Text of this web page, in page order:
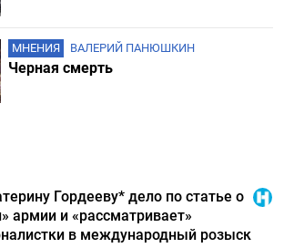
МНЕНИЯ ВАЛЕРИЙ ПАНЮШКИН
Черная смерть